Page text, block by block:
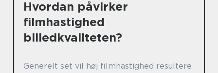
Hvordan påvirker
filmhastighed
billedkvaliteten?
Generelt set vil høj filmhastighed resultere